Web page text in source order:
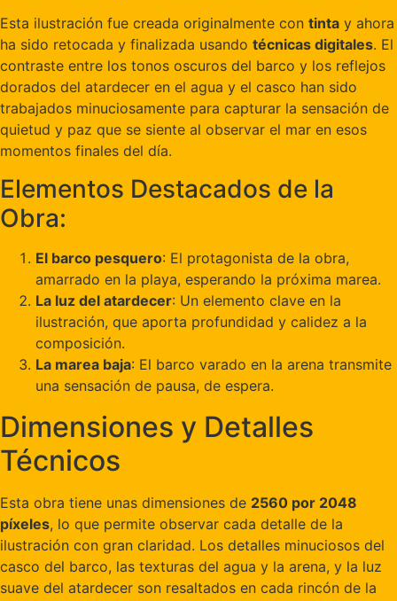
Esta ilustración fue creada originalmente con tinta y ahora
ha sido retocada y finalizada usando técnicas digitales. El
contraste entre los tonos oscuros del barco y los reflejos
dorados del atardecer en el agua y el casco han sido
trabajados minuciosamente para capturar la sensación de
quietud y paz que se siente al observar el mar en esos
momentos finales del día.
Elementos Destacados de la
Obra:
El barco pesquero: El protagonista de la obra,
amarrado en la playa, esperando la próxima marea.
La luz del atardecer: Un elemento clave en la
ilustración, que aporta profundidad y calidez a la
composición.
La marea baja: El barco varado en la arena transmite
una sensación de pausa, de espera.
Dimensiones y Detalles
Técnicos
Esta obra tiene unas dimensiones de 2560 por 2048
píxeles, lo que permite observar cada detalle de la
ilustración con gran claridad. Los detalles minuciosos del
casco del barco, las texturas del agua y la arena, y la luz
suave del atardecer son resaltados en cada rincón de la